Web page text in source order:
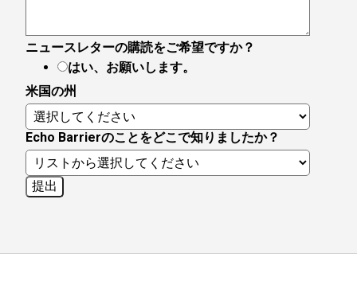
ニュースレターの購読をご希望ですか？
はい、お願いします。
米国の州
Echo Barrierのことをどこで知りましたか？